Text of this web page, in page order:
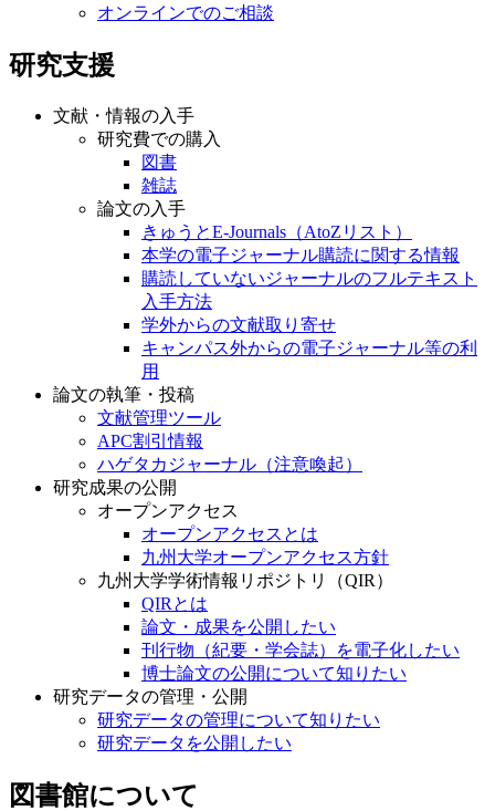
オンラインでのご相談
研究支援
文献・情報の入手
研究費での購入
図書
雑誌
論文の入手
きゅうとE-Journals（AtoZリスト）
本学の電子ジャーナル購読に関する情報
購読していないジャーナルのフルテキスト
入手方法
学外からの文献取り寄せ
キャンパス外からの電子ジャーナル等の利
用
論文の執筆・投稿
文献管理ツール
APC割引情報
ハゲタカジャーナル（注意喚起）
研究成果の公開
オープンアクセス
オープンアクセスとは
九州大学オープンアクセス方針
九州大学学術情報リポジトリ（QIR）
QIRとは
論文・成果を公開したい
刊行物（紀要・学会誌）を電子化したい
博士論文の公開について知りたい
研究データの管理・公開
研究データの管理について知りたい
研究データを公開したい
図書館について